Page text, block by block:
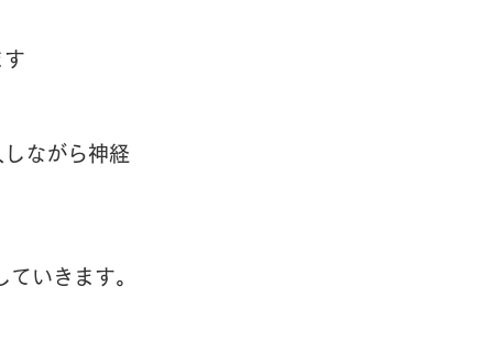
ながら神経
いきます。